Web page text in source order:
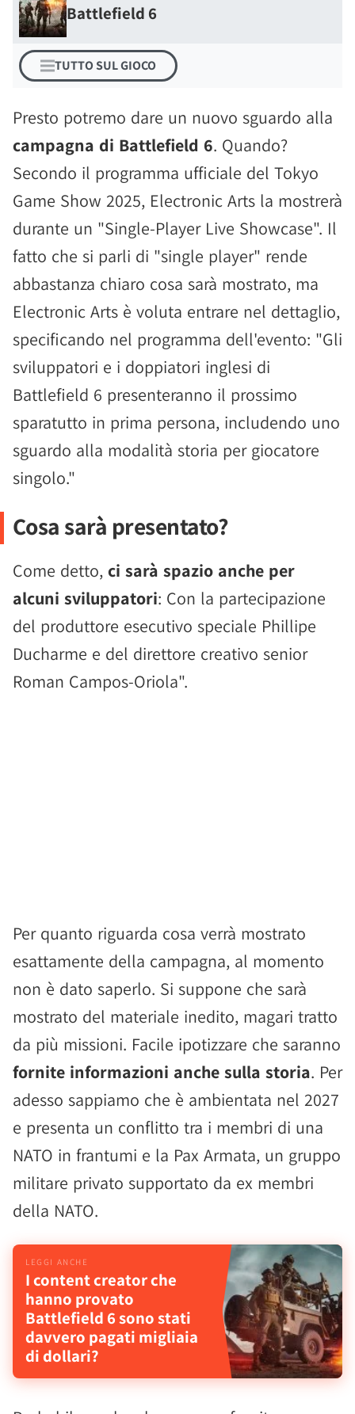
Battlefield 6
TUTTO SUL GIOCO
Presto potremo dare un nuovo sguardo alla
campagna di Battlefield 6. Quando?
Secondo il programma ufficiale del Tokyo
Game Show 2025, Electronic Arts la mostrerà
durante un "Single-Player Live Showcase". Il
fatto che si parli di "single player" rende
abbastanza chiaro cosa sarà mostrato, ma
Electronic Arts è voluta entrare nel dettaglio,
specificando nel programma dell'evento: "Gli
sviluppatori e i doppiatori inglesi di
Battlefield 6 presenteranno il prossimo
sparatutto in prima persona, includendo uno
sguardo alla modalità storia per giocatore
singolo."
Cosa sarà presentato?
Come detto, ci sarà spazio anche per
alcuni sviluppatori: Con la partecipazione
del produttore esecutivo speciale Phillipe
Ducharme e del direttore creativo senior
Roman Campos-Oriola".
Per quanto riguarda cosa verrà mostrato
esattamente della campagna, al momento
non è dato saperlo. Si suppone che sarà
mostrato del materiale inedito, magari tratto
da più missioni. Facile ipotizzare che saranno
fornite informazioni anche sulla storia. Per
adesso sappiamo che è ambientata nel 2027
e presenta un conflitto tra i membri di una
NATO in frantumi e la Pax Armata, un gruppo
militare privato supportato da ex membri
della NATO.
I content creator che
hanno provato
Battlefield 6 sono stati
davvero pagati migliaia
di dollari?